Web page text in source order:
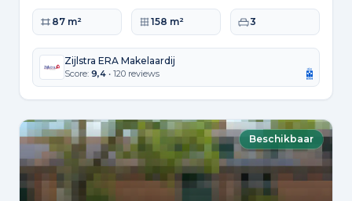
Woonoppervlakte
87 m² Perceeloppervlakte
158 m² Slaapkamers
3
Zijlstra ERA Makelaardij
Score: 9,4 • 120 reviews
Beschikbaar